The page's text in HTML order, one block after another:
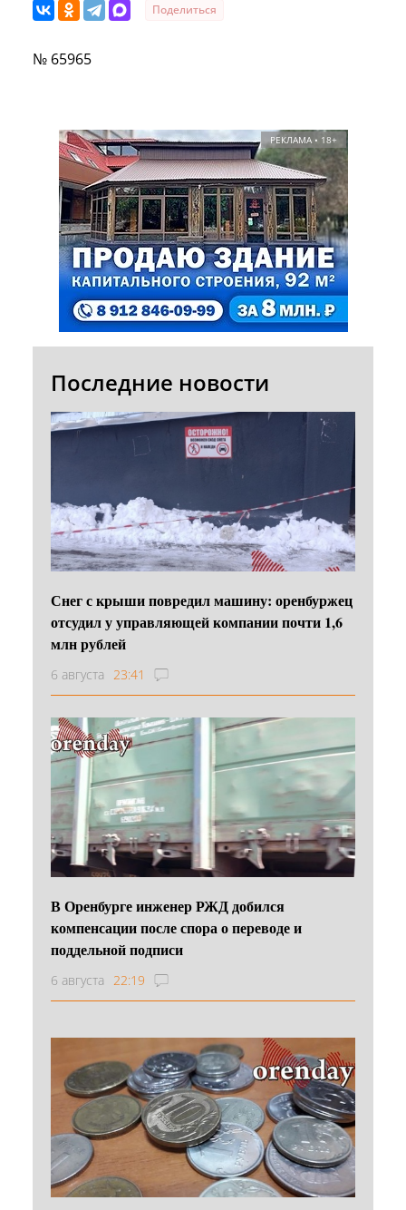
Поделиться
№ 65965
РЕКЛАМА • 18+
Последние новости
Снег с крыши повредил машину: оренбуржец
отсудил у управляющей компании почти 1,6
млн рублей
6 августа 23:41
В Оренбурге инженер РЖД добился
компенсации после спора о переводе и
поддельной подписи
6 августа 22:19